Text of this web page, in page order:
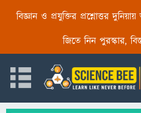
বিজ্ঞান ও প্রযুক্তির প্রশ্নোত্তর
জিতে নিন পুরস্কার,